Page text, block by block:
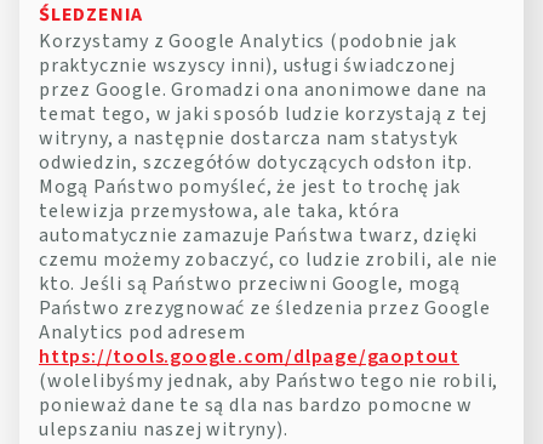
ŚLEDZENIA
Korzystamy z Google Analytics (podobnie jak
praktycznie wszyscy inni), usługi świadczonej
przez Google. Gromadzi ona anonimowe dane na
temat tego, w jaki sposób ludzie korzystają z tej
witryny, a następnie dostarcza nam statystyk
odwiedzin, szczegółów dotyczących odsłon itp.
Mogą Państwo pomyśleć, że jest to trochę jak
telewizja przemysłowa, ale taka, która
automatycznie zamazuje Państwa twarz, dzięki
czemu możemy zobaczyć, co ludzie zrobili, ale nie
kto. Jeśli są Państwo przeciwni Google, mogą
Państwo zrezygnować ze śledzenia przez Google
Analytics pod adresem
https://tools.google.com/dlpage/gaoptout
(wolelibyśmy jednak, aby Państwo tego nie robili,
ponieważ dane te są dla nas bardzo pomocne w
ulepszaniu naszej witryny).